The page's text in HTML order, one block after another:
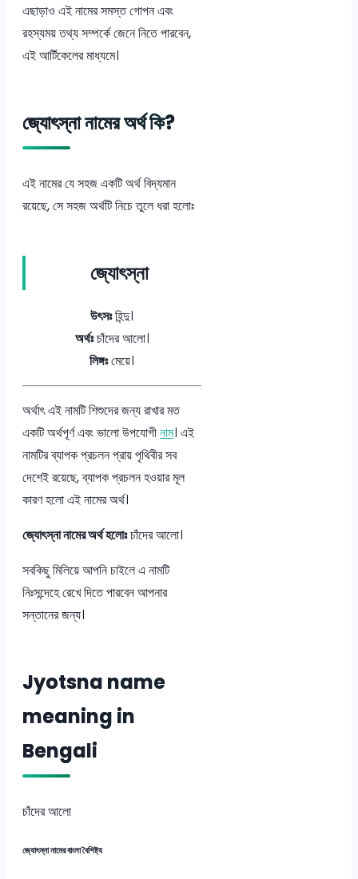
এছাড়াও এই নামের সমস্ত গোপন এবং
রহস্যময় তথ্য সম্পর্কে জেনে নিতে পারবেন,
এই আর্টিকেলের মাধ্যমে।
জ্যোৎস্না নামের অর্থ কি?
এই নামের যে সহজ একটি অর্থ বিদ্যমান
রয়েছে, সে সহজ অর্থটি নিচে তুলে ধরা হলোঃ
জ্যোৎস্না
উৎসঃহিন্দু।
অর্থঃচাঁদের আলো।
লিঙ্গঃমেয়ে।
অর্থাৎ এই নামটি শিশুদের জন্য রাখার মত
একটি অর্থপূর্ণ এবং ভালো উপযোগীনাম। এই
নামটির ব্যাপক প্রচলন প্রায় পৃথিবীর সব
দেশেই রয়েছে, ব্যাপক প্রচলন হওয়ার মূল
কারণ হলো এই নামের অর্থ।
জ্যোৎস্না নামের অর্থ হলোঃচাঁদের আলো।
সবকিছু মিলিয়ে আপনি চাইলে এ নামটি
নিঃসন্দেহে রেখে দিতে পারবেন আপনার
সন্তানের জন্য।
Jyotsna name
meaning in
Bengali
চাঁদের আলো
জ্যোৎস্না নামের বাংলা বৈশিষ্ট্য